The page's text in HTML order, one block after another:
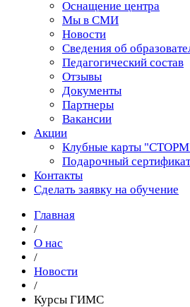
Оснащение центра
Мы в СМИ
Новости
Сведения об
Педагогический состав
Отзывы
Документы
Партнеры
Вакансии
Акции
Клубные карты
Подарочный сертификат
Контакты
Сделать заявку на обучение
Главная
/
О нас
/
Новости
/
Курсы ГИМС